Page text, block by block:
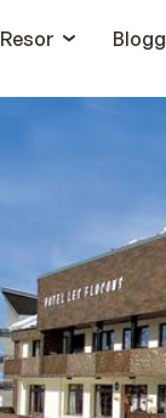
Resor
Blogg